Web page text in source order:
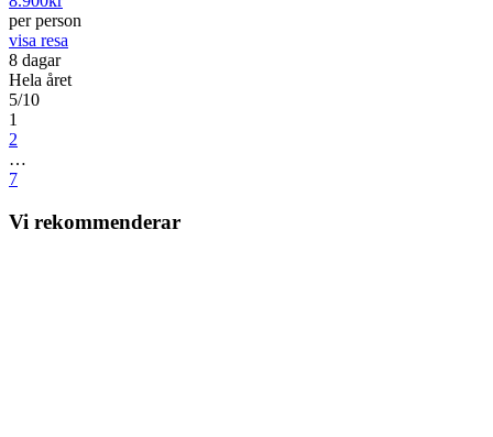
per person
visa resa
8 dagar
Hela året
5/10
1
2
…
7
Vi rekommenderar